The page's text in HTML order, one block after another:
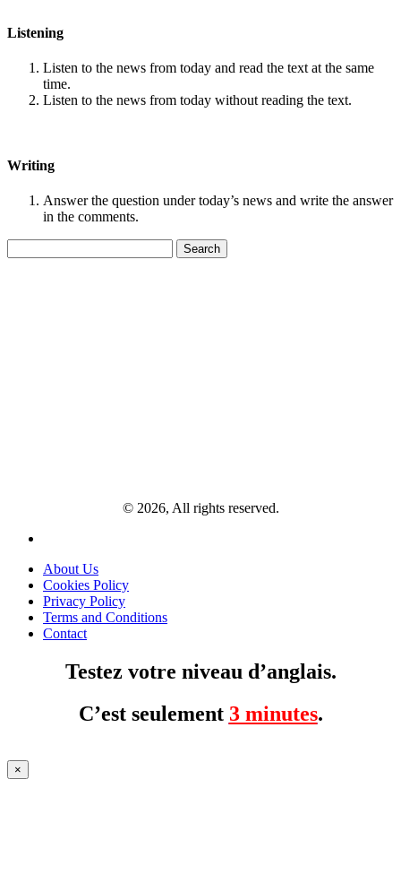
Listening
Listen to the news from today and read the text at the same
time.
Listen to the news from today without reading the text.
Writing
Answer the question under today’s news and write the answer
in the comments.
for:
© 2026, All rights reserved.
About Us
Cookies Policy
Privacy Policy
Terms and Conditions
Contact
Testez votre niveau d’anglais.
C’est seulement 3 minutes.
×